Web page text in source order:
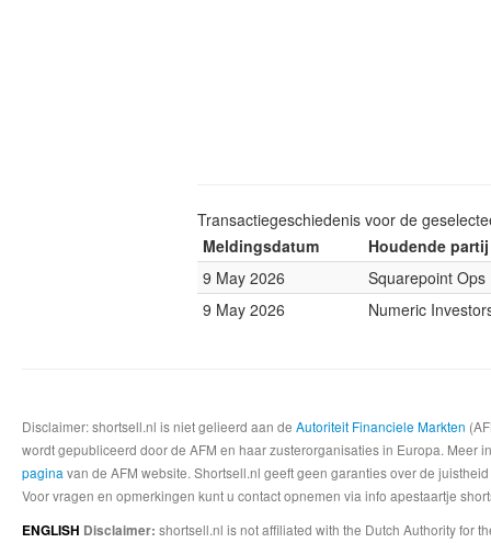
Transactiegeschiedenis voor de
Meldingsdatum
Houdende partij
9 May 2026
Squarepoint Ops
9 May 2026
Numeric
Disclaimer: shortsell.nl is niet gelieerd aan de Autoriteit Financiele Markten
wordt gepubliceerd door de AFM en haar zusterorganisaties in Europa.
pagina van de AFM website. Shortsell.nl geeft geen garanties over de
Voor vragen en opmerkingen kunt u contact opnemen via info apestaartje
ENGLISH Disclaimer: shortsell.nl is not affiliated with the Dutch Authority for